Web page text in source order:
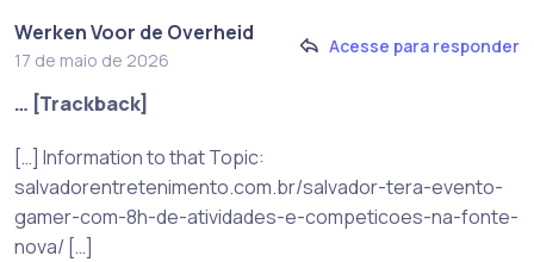
Werken Voor de Overheid
17 de maio de 2026
Acesse para responder
… [Trackback]
[…] Information to that Topic:
salvadorentretenimento.com.br/salvador-tera-evento-
gamer-com-8h-de-atividades-e-competicoes-na-fonte-
nova/ […]